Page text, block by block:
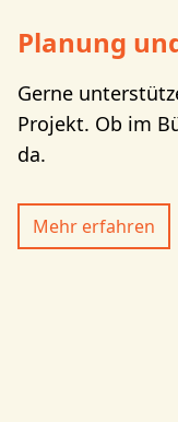
Planung
Gerne
Projekt. Ob im
da.
Mehr erfahren